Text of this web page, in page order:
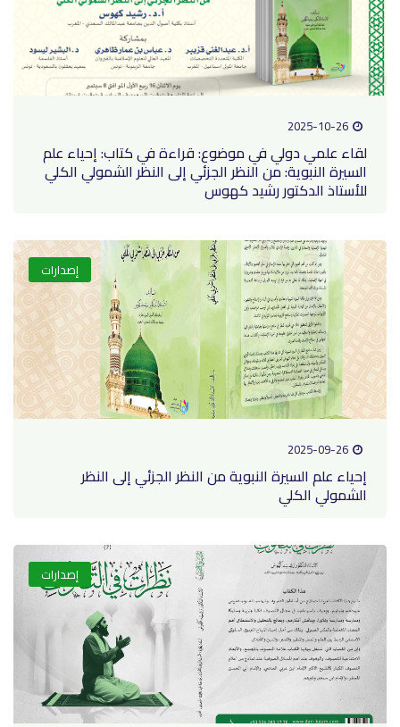
2025-10-26
علمي دولي في موضوع: قراءة في كتاب: إحياء علم
النبوية: من النظر الجزئي إلى النظر الشمولي الكلي
الدكتور رشيد كهوس
إصدارات
2025-09-26
علم السيرة النبوية من النظر الجزئي إلى النظر
الكلي
إصدارات